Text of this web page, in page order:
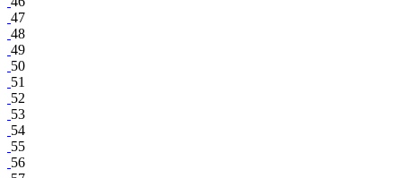
47
48
49
50
51
52
53
54
55
56